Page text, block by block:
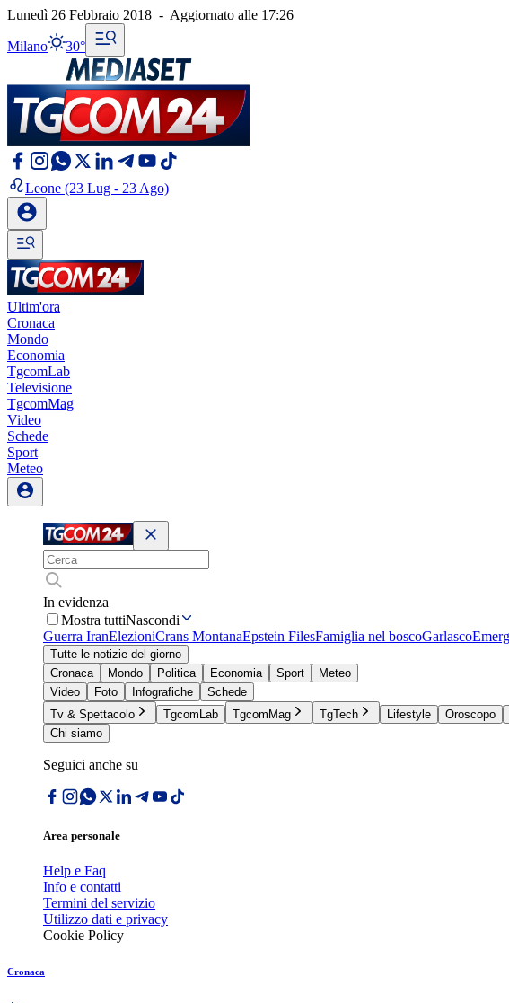
Lunedì 26 Febbraio 2018 - Aggiornato alle 17:26
Milano 30°
Leone (23 Lug - 23 Ago)
Ultim'ora
Cronaca
Mondo
Economia
TgcomLab
Televisione
TgcomMag
Video
Schede
Sport
Meteo
In evidenza
Mostra tuttiNascondi
Guerra IranElezioniCrans MontanaEpstein FilesFamiglia nel boscoGarlasco
Tutte le notizie del giorno
Cronaca
Mondo Politica Economia Sport
Meteo
Video
Foto Infografiche
Schede
Tv & Spettacolo
TgcomLab TgcomMag TgTech Lifestyle Oroscopo
Chi siamo
Seguici anche su
Area personale
Help e Faq
Info e contatti
Termini del servizio
Utilizzo dati e privacy
Cookie Policy
Cronaca